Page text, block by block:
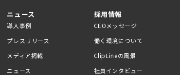
ニュース
導入事例
プレスリリース
メディア掲載
ニュース
採用情報
CEOメッセージ
働く環境について
ClipLineの風景
社員インタビュー